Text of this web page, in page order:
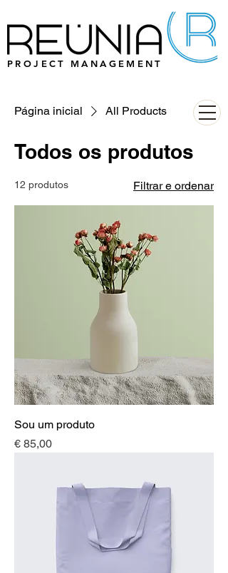
PROJECT MANAGEMENT
Página inicial All Products
Todos os produtos
12 produtos Filtrar e ordenar
Sou um produto
Preço
€ 85,00